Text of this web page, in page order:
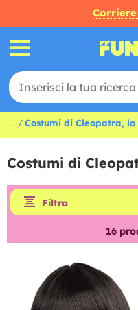
... Costumi di Cleopatra,
Costumi di
Filtra
16